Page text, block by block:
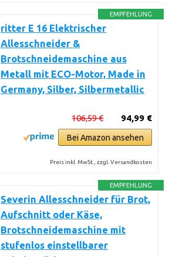
EMPFEHLUNG
ritter E 16 Elektrischer
Allesschneider &
Brotschneidemaschine aus
Metall mit ECO-Motor, Made in
Germany, Silber, Silbermetallic
94,99 €
106,59 €
Bei Amazon ansehen
Preis inkl. MwSt., zzgl. Versandkosten
EMPFEHLUNG
Severin Allesschneider für Brot,
Aufschnitt oder Käse,
Brotschneidemaschine mit
stufenlos einstellbarer